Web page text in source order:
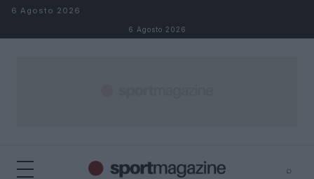
Salta al contenuto
6 Agosto 2026
6 Agosto 2026
⌕